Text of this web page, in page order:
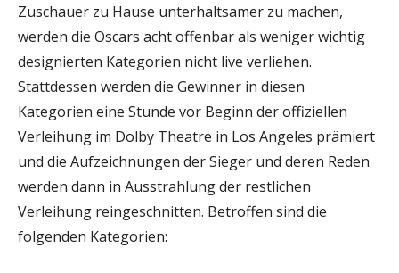
Zuschauer zu Hause unterhaltsamer zu machen,
werden die Oscars acht offenbar als weniger wichtig
designierten Kategorien nicht live verliehen.
Stattdessen werden die Gewinner in diesen
Kategorien eine Stunde vor Beginn der offiziellen
Verleihung im Dolby Theatre in Los Angeles prämiert
und die Aufzeichnungen der Sieger und deren Reden
werden dann in Ausstrahlung der restlichen
Verleihung reingeschnitten. Betroffen sind die
folgenden Kategorien: